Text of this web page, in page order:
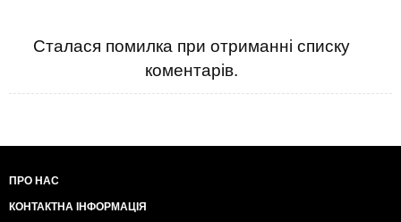
Сталася помилка при отриманні списку
коментарів.
ПРО НАС
КОНТАКТНА ІНФОРМАЦІЯ